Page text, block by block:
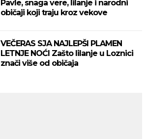
Pavle, snaga vere, lilanje i narodni
običaji koji traju kroz vekove
VEČERAS SJA NAJLEPŠI PLAMEN
LETNJE NOĆI Zašto lilanje u Loznici
znači više od običaja